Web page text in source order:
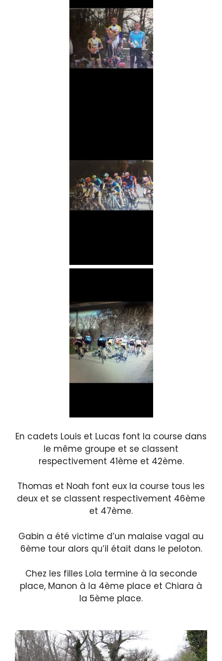
En cadets Louis et Lucas font la course dans
le même groupe et se classent
respectivement 41ème et 42ème.
Thomas et Noah font eux la course tous les
deux et se classent respectivement 46ème
et 47ème.
Gabin a été victime d’un malaise vagal au
6ème tour alors qu’il était dans le peloton.
Chez les filles Lola termine à la seconde
place, Manon à la 4ème place et Chiara à
la 5ème place.